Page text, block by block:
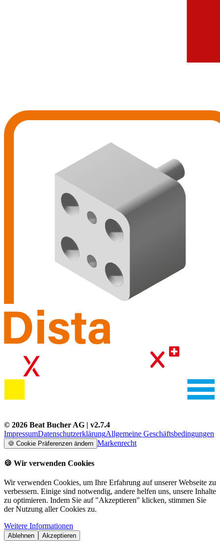
© 2026 Beat Bucher AG | v2.7.4
ImpressumDatenschutzerklärungAllgemeine Geschäftsbedingungen
🍪 Cookie Präferenzen ändern Markenrecht
🍪 Wir verwenden Cookies
Wir verwenden Cookies, um Ihre Erfahrung auf unserer Webseite zu
verbessern. Einige sind notwendig, andere helfen uns, unsere Inhalte
zu optimieren. Indem Sie auf "Akzeptieren" klicken, stimmen Sie
der Nutzung aller Cookies zu.
Weitere Informationen
Ablehnen Akzeptieren